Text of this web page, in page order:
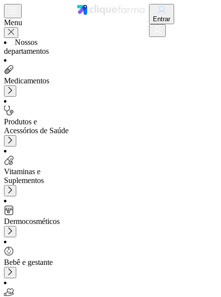
Menu
Nossos
departamentos
Medicamentos
Produtos e
Acessórios de Saúde
Vitaminas e
Suplementos
Dermocosméticos
Bebê e gestante
Entrar